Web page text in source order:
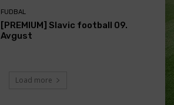
FUDBAL
[PREMIUM] Slavic football 09.
Avgust
Load more